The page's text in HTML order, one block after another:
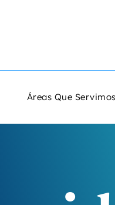
Áreas Que Servimos